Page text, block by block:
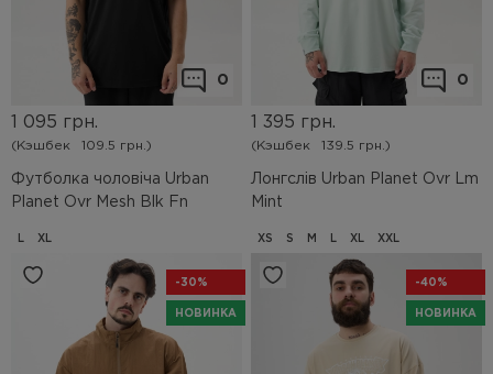
0
Футболка чоловіча Urban
Planet Ovr Mesh Blk Fn
1 095 грн.
(Кэшбек 109.5 грн.)
L XL
0
Лонгслів Urban Planet Ovr Lm
Mint
1 395 грн.
(Кэшбек 139.5 грн.)
XS S M L XL XXL
-30%
НОВИНКА
-40%
НОВИНКА